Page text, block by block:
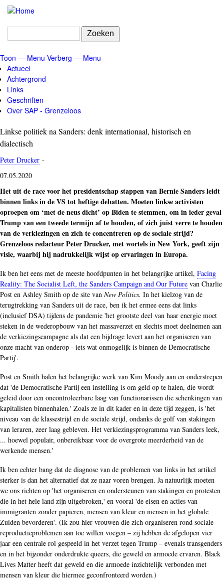
Overslaan
naar
gaan
Zoeken
Menu
Toon — Menu Verberg — Menu
Actueel
Achtergrond
Links
Geschriften
Over SAP - Grenzeloos
Linkse politiek na Sanders: denk internationaal, historisch en
dialectisch
Peter Drucker -
07.05.2020
Het uit de race voor het presidentschap stappen van Bernie Sanders leidt
binnen links in de VS tot heftige debatten. Moeten linkse activisten
oproepen om ‘met de neus dicht’ op Biden te stemmen, om in ieder geval
Trump van een tweede termijn af te houden, of zich juist verre te houden
van de verkiezingen en zich te concentreren op de sociale strijd?
Grenzeloos redacteur Peter Drucker, met wortels in New York, geeft zijn
visie, waarbij hij nadrukkelijk wijst op ervaringen in Europa.
Ik ben het eens met de meeste hoofdpunten in het belangrijke artikel, Facing
Reality: The Socialist Left, the Sanders Campaign and Our Future van Charlie
Post en Ashley Smith op de site van New Politics. In het kielzog van de
terugtrekking van Sanders uit de race, ben ik het ermee eens dat links
(inclusief DSA) tijdens de pandemie 'het grootste deel van haar energie moet
steken in de wederopbouw van het massaverzet en slechts moet deelnemen aan
de verkiezingscampagne als dat een bijdrage levert aan het organiseren van
onze macht van onderop - iets wat onmogelijk is binnen de Democratische
Partij'.
Post en Smith halen het belangrijke werk van Kim Moody aan en onderstrepen
dat 'de Democratische Partij een instelling is om geld op te halen, die wordt
geleid door een oncontroleerbare laag van functionarissen die schenkingen van
kapitalisten binnenhalen.' Zoals ze in dit kader en in deze tijd zeggen, is 'het
niveau van de klassestrijd en de sociale strijd, ondanks de golf van stakingen
van leraren, zeer laag gebleven. Het verkiezingsprogramma van Sanders leek,
... hoewel populair, onbereikbaar voor de overgrote meerderheid van de
werkende mensen.'
Ik ben echter bang dat de diagnose van de problemen van links in het artikel
sterker is dan het alternatief dat ze naar voren brengen. Ja natuurlijk moeten
we ons richten op 'het organiseren en ondersteunen van stakingen en protesten
die in het hele land zijn uitgebroken,' en vooral 'de eisen en acties van
immigranten zonder papieren, mensen van kleur en mensen in het globale
Zuiden bevorderen'. (Ik zou hier vrouwen die zich organiseren rond sociale
reproductieproblemen aan toe willen voegen – zij hebben de afgelopen vier
jaar een centrale rol gespeeld in het verzet tegen Trump – evenals transgenders
en in het bijzonder onderdrukte queers, die geweld en armoede ervaren. Black
Lives Matter heeft dat geweld en die armoede inzichtelijk verbonden met
mensen van kleur die hiermee geconfronteerd worden.)